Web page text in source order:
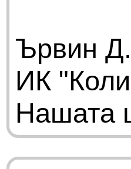
Ървин
ИК
Нашата